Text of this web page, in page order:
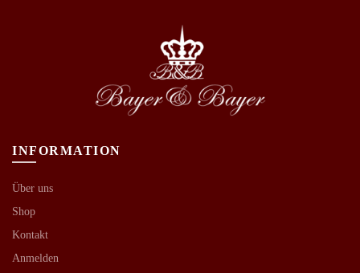
INFORMATION
Über uns
Shop
Kontakt
Anmelden